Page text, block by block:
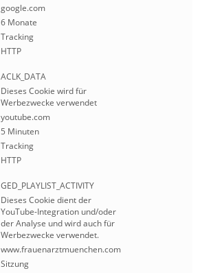
google.com
6 Monate
Tracking
HTTP
ACLK_DATA
Dieses Cookie wird für
Werbezwecke verwendet
youtube.com
5 Minuten
Tracking
HTTP
GED_PLAYLIST_ACTIVITY
Dieses Cookie dient der
YouTube-Integration und/oder
der Analyse und wird auch für
Werbezwecke verwendet.
www.frauenarztmuenchen.com
Sitzung